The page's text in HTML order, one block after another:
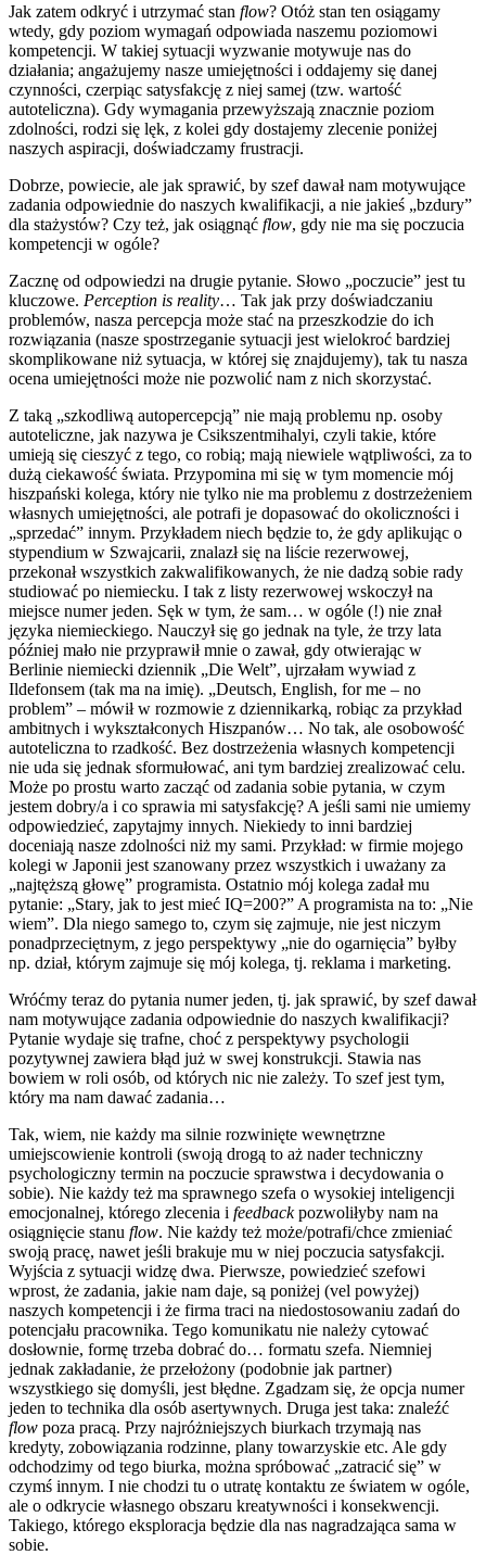
Jak zatem odkryć i utrzymać stan flow? Otóż stan ten osiągamy
wtedy, gdy poziom wymagań odpowiada naszemu poziomowi
kompetencji. W takiej sytuacji wyzwanie motywuje nas do
działania; angażujemy nasze umiejętności i oddajemy się danej
czynności, czerpiąc satysfakcję z niej samej (tzw. wartość
autoteliczna). Gdy wymagania przewyższają znacznie poziom
zdolności, rodzi się lęk, z kolei gdy dostajemy zlecenie poniżej
naszych aspiracji, doświadczamy frustracji.
Dobrze, powiecie, ale jak sprawić, by szef dawał nam motywujące
zadania odpowiednie do naszych kwalifikacji, a nie jakieś „bzdury”
dla stażystów? Czy też, jak osiągnąć flow, gdy nie ma się poczucia
kompetencji w ogóle?
Zacznę od odpowiedzi na drugie pytanie. Słowo „poczucie” jest tu
kluczowe. Perception is reality… Tak jak przy doświadczaniu
problemów, nasza percepcja może stać na przeszkodzie do ich
rozwiązania (nasze spostrzeganie sytuacji jest wielokroć bardziej
skomplikowane niż sytuacja, w której się znajdujemy), tak tu nasza
ocena umiejętności może nie pozwolić nam z nich skorzystać.
Z taką „szkodliwą autopercepcją” nie mają problemu np. osoby
autoteliczne, jak nazywa je Csikszentmihalyi, czyli takie, które
umieją się cieszyć z tego, co robią; mają niewiele wątpliwości, za to
dużą ciekawość świata. Przypomina mi się w tym momencie mój
hiszpański kolega, który nie tylko nie ma problemu z dostrzeżeniem
własnych umiejętności, ale potrafi je dopasować do okoliczności i
„sprzedać” innym. Przykładem niech będzie to, że gdy aplikując o
stypendium w Szwajcarii, znalazł się na liście rezerwowej,
przekonał wszystkich zakwalifikowanych, że nie dadzą sobie rady
studiować po niemiecku. I tak z listy rezerwowej wskoczył na
miejsce numer jeden. Sęk w tym, że sam… w ogóle (!) nie znał
języka niemieckiego. Nauczył się go jednak na tyle, że trzy lata
później mało nie przyprawił mnie o zawał, gdy otwierając w
Berlinie niemiecki dziennik „Die Welt”, ujrzałam wywiad z
Ildefonsem (tak ma na imię). „Deutsch, English, for me – no
problem” – mówił w rozmowie z dziennikarką, robiąc za przykład
ambitnych i wykształconych Hiszpanów… No tak, ale osobowość
autoteliczna to rzadkość. Bez dostrzeżenia własnych kompetencji
nie uda się jednak sformułować, ani tym bardziej zrealizować celu.
Może po prostu warto zacząć od zadania sobie pytania, w czym
jestem dobry/a i co sprawia mi satysfakcję? A jeśli sami nie umiemy
odpowiedzieć, zapytajmy innych. Niekiedy to inni bardziej
doceniają nasze zdolności niż my sami. Przykład: w firmie mojego
kolegi w Japonii jest szanowany przez wszystkich i uważany za
„najtęższą głowę” programista. Ostatnio mój kolega zadał mu
pytanie: „Stary, jak to jest mieć IQ=200?” A programista na to: „Nie
wiem”. Dla niego samego to, czym się zajmuje, nie jest niczym
ponadprzeciętnym, z jego perspektywy „nie do ogarnięcia” byłby
np. dział, którym zajmuje się mój kolega, tj. reklama i marketing.
Wróćmy teraz do pytania numer jeden, tj. jak sprawić, by szef dawał
nam motywujące zadania odpowiednie do naszych kwalifikacji?
Pytanie wydaje się trafne, choć z perspektywy psychologii
pozytywnej zawiera błąd już w swej konstrukcji. Stawia nas
bowiem w roli osób, od których nic nie zależy. To szef jest tym,
który ma nam dawać zadania…
Tak, wiem, nie każdy ma silnie rozwinięte wewnętrzne
umiejscowienie kontroli (swoją drogą to aż nader techniczny
psychologiczny termin na poczucie sprawstwa i decydowania o
sobie). Nie każdy też ma sprawnego szefa o wysokiej inteligencji
emocjonalnej, którego zlecenia i feedbackpozwoliłyby nam na
osiągnięcie stanu flow. Nie każdy też może/potrafi/chce zmieniać
swoją pracę, nawet jeśli brakuje mu w niej poczucia satysfakcji.
Wyjścia z sytuacji widzę dwa. Pierwsze, powiedzieć szefowi
wprost, że zadania, jakie nam daje, są poniżej (vel powyżej)
naszych kompetencji i że firma traci na niedostosowaniu zadań do
potencjału pracownika. Tego komunikatu nie należy cytować
dosłownie, formę trzeba dobrać do… formatu szefa. Niemniej
jednak zakładanie, że przełożony (podobnie jak partner)
wszystkiego się domyśli, jest błędne. Zgadzam się, że opcja numer
jeden to technika dla osób asertywnych. Druga jest taka: znaleźć
flow poza pracą. Przy najróżniejszych biurkach trzymają nas
kredyty, zobowiązania rodzinne, plany towarzyskie etc. Ale gdy
odchodzimy od tego biurka, można spróbować „zatracić się” w
czymś innym. I nie chodzi tu o utratę kontaktu ze światem w ogóle,
ale o odkrycie własnego obszaru kreatywności i konsekwencji.
Takiego, którego eksploracja będzie dla nas nagradzająca sama w
sobie.